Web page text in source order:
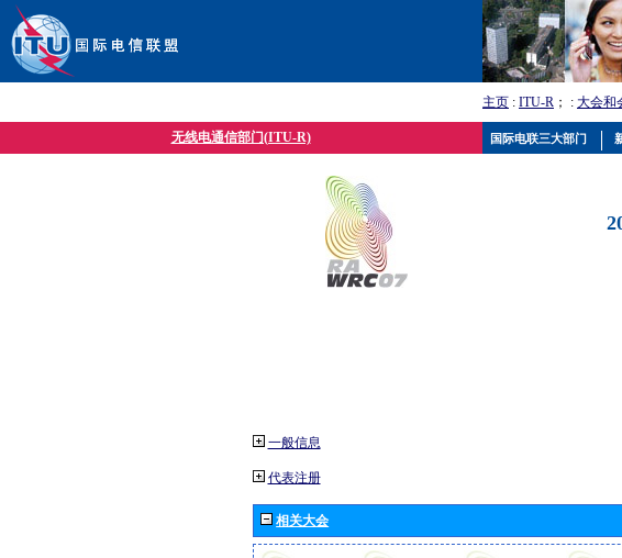
主页 : ITU-R ； : 大会和
无线电通信部门(ITU-R)
一般信息
代表注册
相关大会
国际电联三大部门